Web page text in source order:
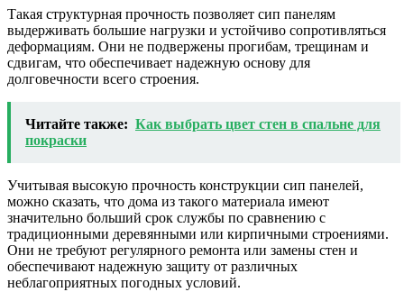
Такая структурная прочность позволяет сип панелям
выдерживать большие нагрузки и устойчиво сопротивляться
деформациям. Они не подвержены прогибам, трещинам и
сдвигам, что обеспечивает надежную основу для
долговечности всего строения.
Читайте также: Как выбрать цвет стен в спальне для
покраски
Учитывая высокую прочность конструкции сип панелей,
можно сказать, что дома из такого материала имеют
значительно больший срок службы по сравнению с
традиционными деревянными или кирпичными строениями.
Они не требуют регулярного ремонта или замены стен и
обеспечивают надежную защиту от различных
неблагоприятных погодных условий.